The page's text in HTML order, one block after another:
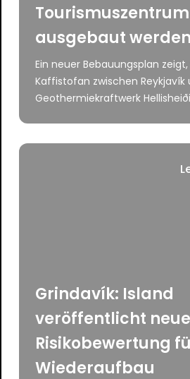
Tourismuszentrum
ausgebaut werden
Ein neuer Bebauungsplan
Kaffistofan zwischen Reykjavík
Geothermiekraftwerk
Grindavík: Island
veröffentlicht neue
Risikobewertung
Wiederaufbau